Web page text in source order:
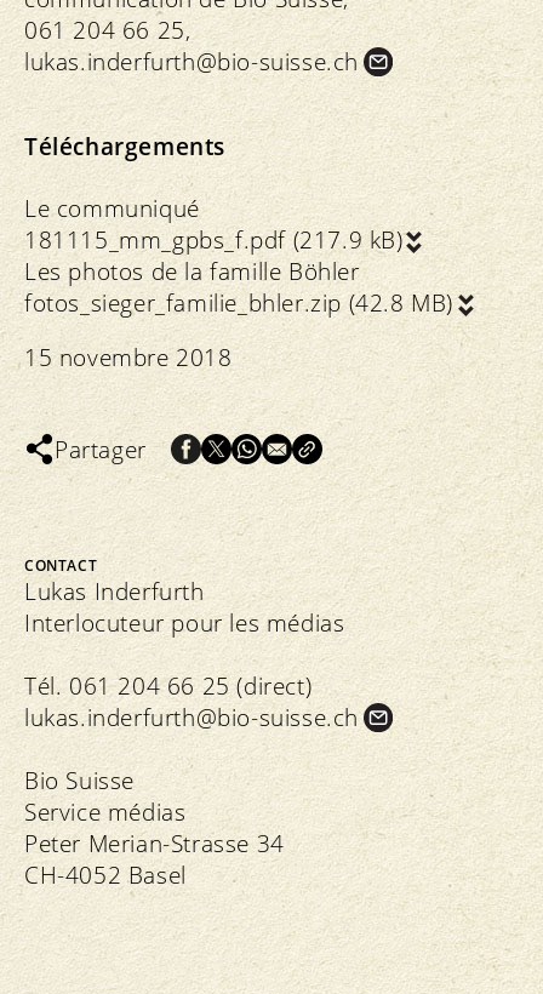
061 204 66 25,
lukas.inderfurth@bio-suisse.ch
Téléchargements
Le communiqué
181115_mm_gpbs_f.pdf (217.9 kB)
Les photos de la famille Böhler
fotos_sieger_familie_bhler.zip (42.8 MB)
15 novembre 2018
Partager
CONTACT
Lukas Inderfurth
Interlocuteur pour les médias
Tél. 061 204 66 25 (direct)
lukas.inderfurth@bio-suisse.ch
Bio Suisse
Service médias
Peter Merian-Strasse 34
CH-4052 Basel